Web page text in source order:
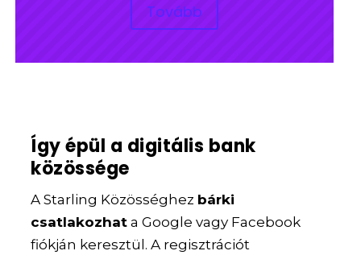
Tovább
Így épül a digitális bank
közössége
A Starling Közösséghez bárki
csatlakozhat a Google vagy Facebook
fiókján keresztül. A regisztrációt